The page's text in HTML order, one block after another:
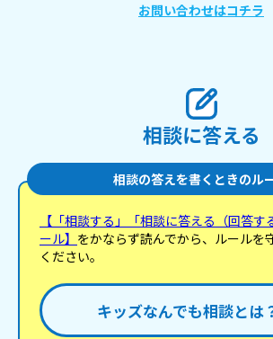
お問い合わせはコチラ
相談に答える
相談の答えを書くときのル
【「相談する」「相談に答える（回答す
ール】 をかならず読んでから、ルールを
ください。
キッズなんでも相談とは